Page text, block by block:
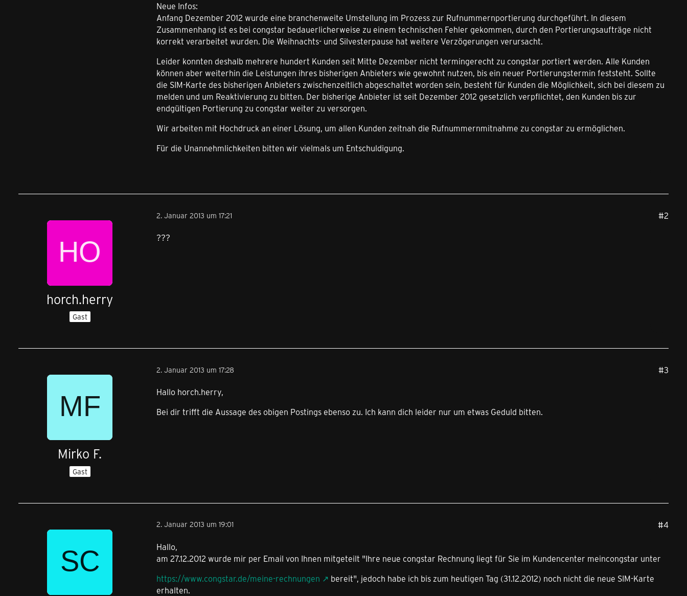
Neue Infos:
Anfang Dezember 2012 wurde eine branchenweite Umstellung im Prozess zur Rufnummernportierung durchgeführt. In diesem
Zusammenhang ist es bei congstar bedauerlicherweise zu einem technischen Fehler gekommen, durch den Portierungsaufträge nicht
korrekt verarbeitet wurden. Die Weihnachts- und Silvesterpause hat weitere Verzögerungen verursacht.
Leider konnten deshalb mehrere hundert Kunden seit Mitte Dezember nicht termingerecht zu congstar portiert werden. Alle Kunden
können aber weiterhin die Leistungen ihres bisherigen Anbieters wie gewohnt nutzen, bis ein neuer Portierungstermin feststeht. Sollte
die SIM-Karte des bisherigen Anbieters zwischenzeitlich abgeschaltet worden sein, besteht für Kunden die Möglichkeit, sich bei diesem zu
melden und um Reaktivierung zu bitten. Der bisherige Anbieter ist seit Dezember 2012 gesetzlich verpflichtet, den Kunden bis zur
endgültigen Portierung zu congstar weiter zu versorgen.
Wir arbeiten mit Hochdruck an einer Lösung, um allen Kunden zeitnah die Rufnummernmitnahme zu congstar zu ermöglichen.
Für die Unannehmlichkeiten bitten wir vielmals um Entschuldigung.
horch.herry
Gast
2. Januar 2013 um 17:21 #2
???
Mirko F.
Gast
2. Januar 2013 um 17:28 #3
Hallo horch.herry,
Bei dir trifft die Aussage des obigen Postings ebenso zu. Ich kann dich leider nur um etwas Geduld bitten.
2. Januar 2013 um 19:01 #4
Hallo,
am 27.12.2012 wurde mir per Email von Ihnen mitgeteilt "Ihre neue congstar Rechnung liegt für Sie im Kundencenter meincongstar unter
https://www.congstar.de/meine-rechnungen
bereit", jedoch habe ich bis zum heutigen Tag (31.12.2012) noch nicht die neue SIM-Karte
erhalten.